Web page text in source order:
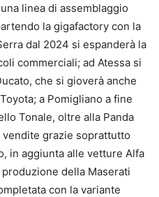
linea di assemblaggio
la gigafactory con la
dal 2024 si espanderà la
commerciali; ad Atessa si
che si gioverà anche
a Pomigliano a fine
Tonale, oltre alla Panda
grazie soprattutto
in aggiunta alle vetture Alfa
della Maserati
con la variante